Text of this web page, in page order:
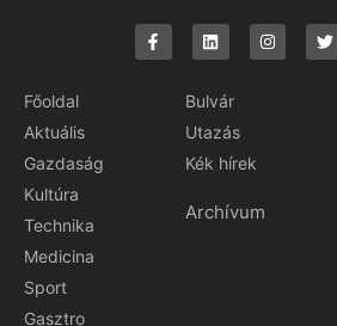
Főoldal
Aktuális
Gazdaság
Kultúra
Technika
Medicina
Sport
Gasztro
Bulvár
Utazás
Kék hírek
Archívum